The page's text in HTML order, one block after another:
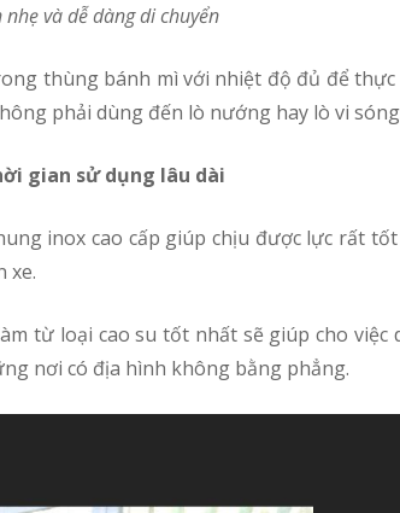
nhẹ và dễ dàng di chuyển
phải dùng đến lò nướng hay lò vi
gian sử dụng lâu dài
xe.
nơi có địa hình không bằng phẳng.